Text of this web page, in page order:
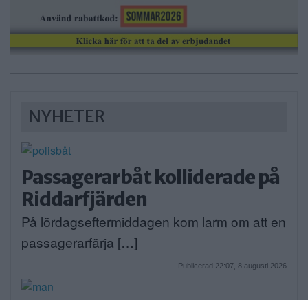
NYHETER
Passagerarbåt kolliderade på
Riddarfjärden
På lördagseftermiddagen kom larm om att en
passagerarfärja […]
Publicerad 22:07, 8 augusti 2026